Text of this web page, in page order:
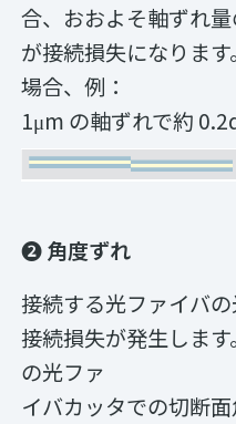
合、おおよそ軸ずれ
が接続損失になりま
場合、例：
1μm の軸ずれで約
❷ 角度ずれ
接続する光ファイバ
接続損失が発生しま
の光ファ
イバカッタでの切断